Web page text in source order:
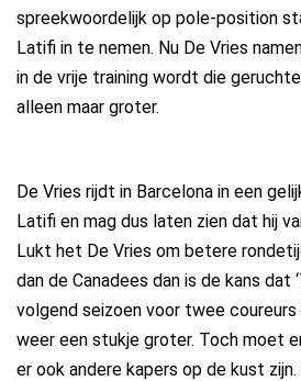
spreekwoordelijk op pole-position
Latifi in te nemen. Nu De Vries
in de vrije training wordt die
alleen maar groter.
De Vries rijdt in Barcelona in een
Latifi en mag dus laten zien dat hij
Lukt het De Vries om betere
dan de Canadees dan is de kans dat
volgend seizoen voor twee coureurs
weer een stukje groter. Toch moet
er ook andere kapers op de kust